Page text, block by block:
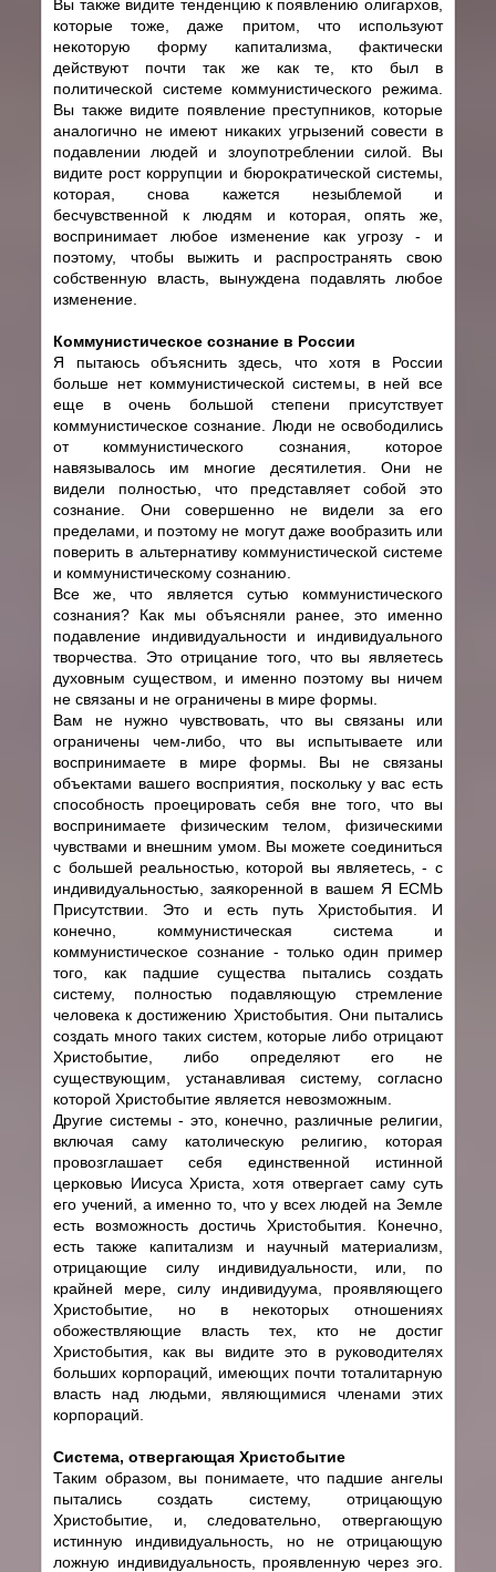
Вы также видите тенденцию к появлению олигархов,
которые тоже, даже притом, что используют
некоторую форму капитализма, фактически
действуют почти так же как те, кто был в
политической системе коммунистического режима.
Вы также видите появление преступников, которые
аналогично не имеют никаких угрызений совести в
подавлении людей и злоупотреблении силой. Вы
видите рост коррупции и бюрократической системы,
которая, снова кажется незыблемой и
бесчувственной к людям и которая, опять же,
воспринимает любое изменение как угрозу - и
поэтому, чтобы выжить и распространять свою
собственную власть, вынуждена подавлять любое
изменение.
Коммунистическое сознание в России
Я пытаюсь объяснить здесь, что хотя в России
больше нет коммунистической системы, в ней все
еще в очень большой степени присутствует
коммунистическое сознание. Люди не освободились
от коммунистического сознания, которое
навязывалось им многие десятилетия. Они не
видели полностью, что представляет собой это
сознание. Они совершенно не видели за его
пределами, и поэтому не могут даже вообразить или
поверить в альтернативу коммунистической системе
и коммунистическому сознанию.
Все же, что является сутью коммунистического
сознания? Как мы объясняли ранее, это именно
подавление индивидуальности и индивидуального
творчества. Это отрицание того, что вы являетесь
духовным существом, и именно поэтому вы ничем
не связаны и не ограничены в мире формы.
Вам не нужно чувствовать, что вы связаны или
ограничены чем-либо, что вы испытываете или
воспринимаете в мире формы. Вы не связаны
объектами вашего восприятия, поскольку у вас есть
способность проецировать себя вне того, что вы
воспринимаете физическим телом, физическими
чувствами и внешним умом. Вы можете соединиться
с большей реальностью, которой вы являетесь, - с
индивидуальностью, заякоренной в вашем Я ЕСМЬ
Присутствии. Это и есть путь Христобытия. И
конечно, коммунистическая система и
коммунистическое сознание - только один пример
того, как падшие существа пытались создать
систему, полностью подавляющую стремление
человека к достижению Христобытия. Они пытались
создать много таких систем, которые либо отрицают
Христобытие, либо определяют его не
существующим, устанавливая систему, согласно
которой Христобытие является невозможным.
Другие системы - это, конечно, различные религии,
включая саму католическую религию, которая
провозглашает себя единственной истинной
церковью Иисуса Христа, хотя отвергает саму суть
его учений, а именно то, что у всех людей на Земле
есть возможность достичь Христобытия. Конечно,
есть также капитализм и научный материализм,
отрицающие силу индивидуальности, или, по
крайней мере, силу индивидуума, проявляющего
Христобытие, но в некоторых отношениях
обожествляющие власть тех, кто не достиг
Христобытия, как вы видите это в руководителях
больших корпораций, имеющих почти тоталитарную
власть над людьми, являющимися членами этих
корпораций.
Система, отвергающая Христобытие
Таким образом, вы понимаете, что падшие ангелы
пытались создать систему, отрицающую
Христобытие, и, следовательно, отвергающую
истинную индивидуальность, но не отрицающую
ложную индивидуальность, проявленную через эго.